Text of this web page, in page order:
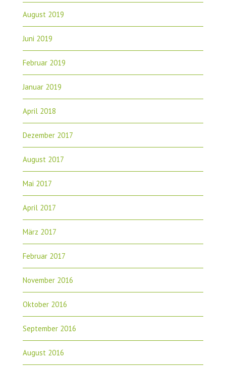
August 2019
Juni 2019
Februar 2019
Januar 2019
April 2018
Dezember 2017
August 2017
Mai 2017
April 2017
März 2017
Februar 2017
November 2016
Oktober 2016
September 2016
August 2016